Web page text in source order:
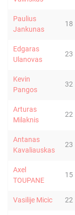
Paulius
Jankunas
18
Edgaras
Ulanovas
23
Kevin
Pangos
32
Arturas
Milaknis
22
Antanas
Kavaliauskas
23
Axel
TOUPANE
15
Vasilije Micic 22